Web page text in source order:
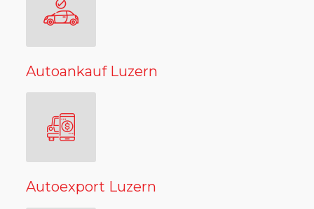
Autoankauf Luzern
Autoexport Luzern